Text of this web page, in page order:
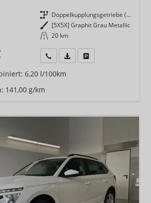
Getriebe
Doppelkupplungsgetriebe (DSG)
Außenfarbe [5X5X] Graphit Grau Metallic
Kilometerstand 20 km
Wir rufen Sie anFahrzeugexposé (PDF)
6,20 l/100km
141,00 g/km